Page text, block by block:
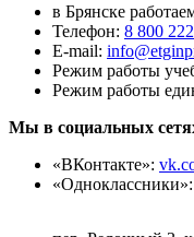
в Брянске
Телефон: 8 800
Е-mail:
Режим работы
Режим работы
Мы в социальных
«ВКонтакте»:
«Одноклассники»: